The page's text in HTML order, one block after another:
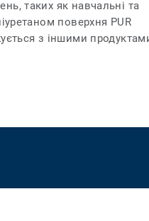
таких як навчальні та
поверхня PUR
з іншими